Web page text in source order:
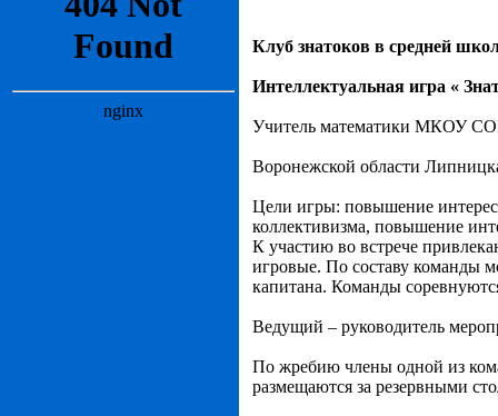
Клуб знатоков в средней
Интеллектуальная игра «
Учитель математики МКОУ
Воронежской области
Цели игры: повышение
коллективизма, повышение
К участию во встрече
игровые. По составу команды
капитана. Команды
Ведущий – руководитель
По жребию члены одной из
размещаются за резервными